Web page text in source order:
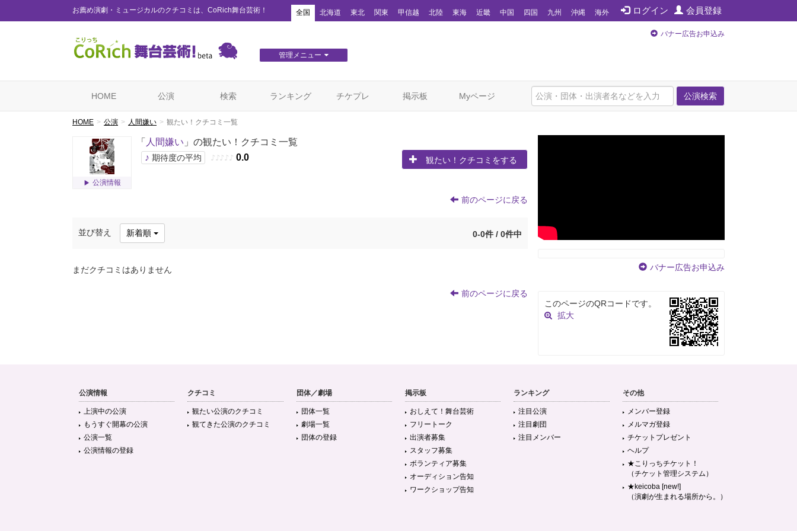
お薦め演劇・ミュージカルのクチコミは、CoRich舞台芸術！ ログイン 会員登録
全国 北海道 東北 関東 甲信越 北陸 東海 近畿 中国 四国 九州 沖縄 海外
管理メニュー
バナー広告お申込み
公演検索
HOME 公演 検索 ランキング チケプレ 掲示板 Myページ
HOME 公演 人間嫌い 観たい！クチコミ一覧
公演情報
「 人間嫌い 」の観たい！クチコミ一覧
♪ 期待度の平均 ♪ ♪ ♪ ♪ ♪ 0.0 観たい！クチコミをする
前のページに戻る
並び替え 新着順 0-0件 / 0件中
まだクチコミはありません
前のページに戻る
バナー広告お申込み
このページのQRコードです。
拡大
公演情報
上演中の公演
もうすぐ開幕の公演
公演一覧
公演情報の登録
クチコミ
観たい公演のクチコミ
観てきた公演のクチコミ
団体／劇場
団体一覧
劇場一覧
団体の登録
掲示板
おしえて！舞台芸術
フリートーク
出演者募集
スタッフ募集
ボランティア募集
オーディション告知
ワークショップ告知
ランキング
注目公演
注目劇団
注目メンバー
その他
メンバー登録
メルマガ登録
チケットプレゼント
ヘルプ
★こりっちチケット！
（チケット管理システム）
★keicoba [new!]
（演劇が生まれる場所から。）